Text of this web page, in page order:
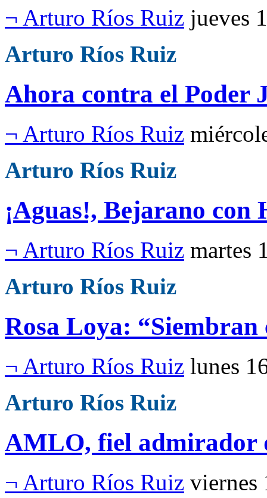
¬ Arturo Ríos Ruiz jueves
Arturo Ríos Ruiz
Ahora contra el Poder
¬ Arturo Ríos Ruiz
Arturo Ríos Ruiz
¡Aguas!, Bejarano con
¬ Arturo Ríos Ruiz martes
Arturo Ríos Ruiz
Rosa Loya: “Siembran
¬ Arturo Ríos Ruiz lunes
Arturo Ríos Ruiz
AMLO, fiel admirador
¬ Arturo Ríos Ruiz viernes